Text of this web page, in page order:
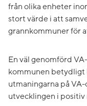
från olika enheter
stort värde i att
grannkommuner för
En väl genomförd
kommunen
utmaningarna på
utvecklingen i